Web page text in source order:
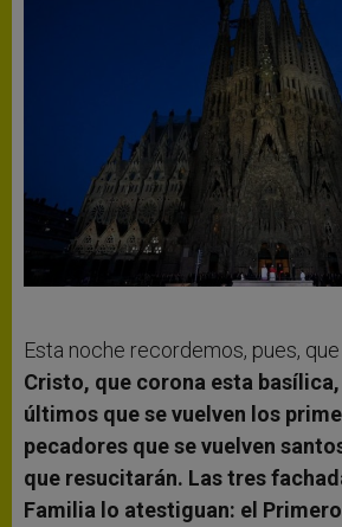
Esta noche recordemos, pues, que
Cristo, que corona esta
últimos que se vuelven los
pecadores que se vuelven
que resucitarán. Las tres
Familia lo atestiguan: el Primero